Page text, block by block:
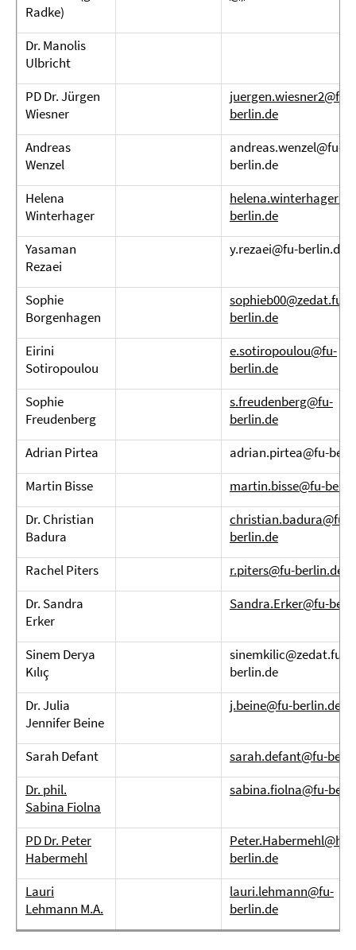
Radke)
Dr. Manolis
Ulbricht
PD Dr. Jürgen
Wiesner
juergen.wiesner2@fu-
berlin.de
Andreas
Wenzel
andreas.wenzel@fu-
berlin.de
Helena
Winterhager
berlin.de
Yasaman
Rezaei
y.rezaei@fu-berlin.de
Sophie
Borgenhagen
sophieb00@zedat.fu-
berlin.de
Eirini
Sotiropoulou
e.sotiropoulou@fu-
berlin.de
Sophie
Freudenberg
s.freudenberg@fu-
berlin.de
Adrian Pirtea
adrian.pirtea@fu-
Martin Bisse
martin.bisse@fu-
Dr. Christian
Badura
christian.badura@fu-
berlin.de
Rachel Piters
r.piters@fu-berlin.de
Dr. Sandra
Erker
Sandra.Erker@fu-
Sinem Derya
Kılıç
sinemkilic@zedat.fu-
berlin.de
Dr. Julia
Jennifer Beine
j.beine@fu-berlin.de
Sarah Defant
sarah.defant@fu-
Dr. phil.
Sabina Fiolna
sabina.fiolna@fu-
PD Dr. Peter
Habermehl
Peter.Habermehl@hu-
berlin.de
Lauri
Lehmann M.A.
lauri.lehmann@fu-
berlin.de